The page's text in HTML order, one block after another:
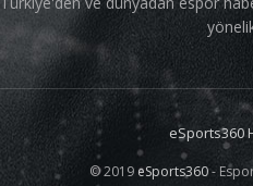
eSports360
© 2019 eSports360-